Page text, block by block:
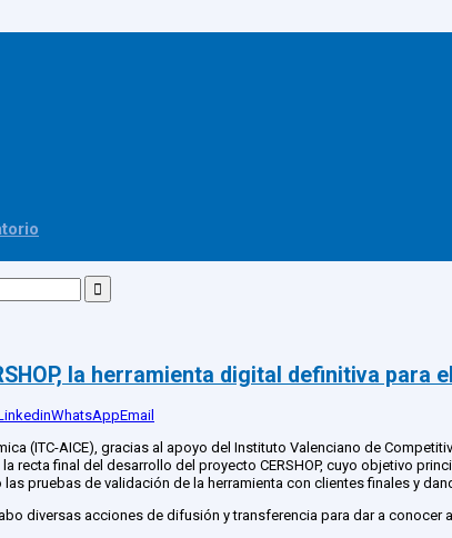
la herramienta digital definitiva para
WhatsAppEmail
(ITC-AICE), gracias al apoyo del Instituto Valenciano de
recta final del desarrollo del proyecto CERSHOP, cuyo objetivo
pruebas de validación de la herramienta con clientes finales y
diversas acciones de difusión y transferencia para dar a conocer